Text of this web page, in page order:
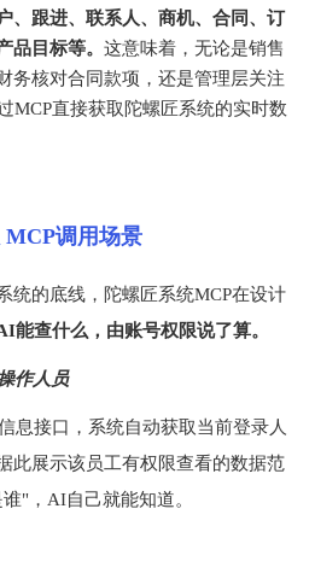
、跟进、联系人、商机、合同、订
品目标等。 这意味着，无论是销售
务核对合同款项，还是管理层关注
MCP直接获取陀螺匠系统的实时数
调用场景
统的底线，陀螺匠系统MCP在设计
能查什么，由账号权限说了算。
作人员
息接口，系统自动获取当前登录人
此展示该员工有权限查看的数据范
"，AI自己就能知道。